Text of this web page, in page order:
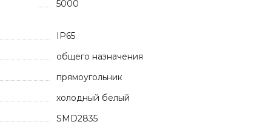
5000
IP65
общего назначения
прямоугольник
холодный белый
SMD2835